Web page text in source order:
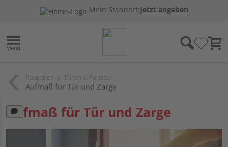
Mein Standort:Jetzt angeben
Aufmaß für Tür und Zarge
Aufmaß für Tür und Zarge